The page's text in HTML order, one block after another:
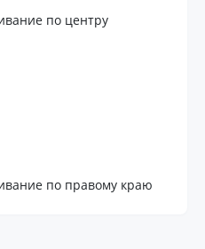
по центру
по правому краю